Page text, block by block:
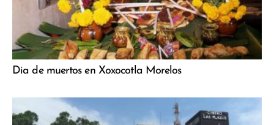
Dia de muertos en Xoxocotla Morelos